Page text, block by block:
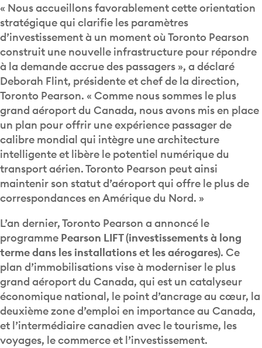
« Nous accueillons favorablement cette orientation
stratégique qui clarifie les paramètres
d’investissement à un moment où Toronto Pearson
construit une nouvelle infrastructure pour répondre
à la demande accrue des passagers », a déclaré
Deborah Flint, présidente et chef de la direction,
Toronto Pearson. « Comme nous sommes le plus
grand aéroport du Canada, nous avons mis en place
un plan pour offrir une expérience passager de
calibre mondial qui intègre une architecture
intelligente et libère le potentiel numérique du
transport aérien. Toronto Pearson peut ainsi
maintenir son statut d’aéroport qui offre le plus de
correspondances en Amérique du Nord. »
L’an dernier, Toronto Pearson a annoncé le
programme Pearson LIFT (investissements à long
terme dans les installations et les aérogares). Ce
plan d’immobilisations vise à moderniser le plus
grand aéroport du Canada, qui est un catalyseur
économique national, le point d’ancrage au cœur, la
deuxième zone d’emploi en importance au Canada,
et l’intermédiaire canadien avec le tourisme, les
voyages, le commerce et l’investissement.